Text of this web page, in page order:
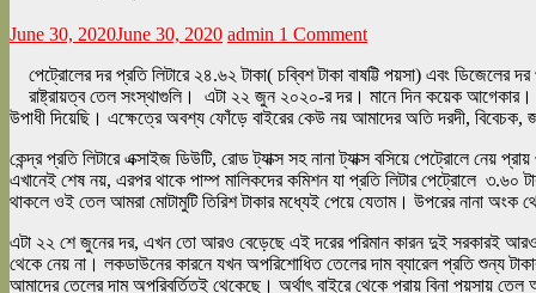
June 30, 2020June 30, 2020 admin 1 Comment
পেট্রোলের দর প্রতি লিটারে ২৪.৬২ টাকা( চব্বিশ টাকা বাষট্টি পয়সা) এবং
রাষ্ট্রায়ত্ব তেল সংস্থাগুলি। এটা ২২ জুন ২০২০-র দর। মানে দিন কয়েক
উপাধী দিয়েছি। এক্ষেত্রে অবশ্য ফোঁড়ে বাইরের কেউ নয় আমাদের অতি দরদী,
কেন্দ্র প্রতি লিটারে এক্সাইজ ডিউটি, রোড ট্যাক্স সহ নানা ট্যাক্স বসিয়ে পেট্রোলে
এখানেই শেষ নয়, এরপর থাকে পাম্প মালিকদের কমিশন যা প্রতি লিটার পেট্রোলে ৩.৬০
থাকলে ওই তেল আমরা মোটামুটি তিরিশ টাকার মধ্যেই পেয়ে যেতাম। উপরের নানা
এটা ২২ শে জুনের দর, এখন তো আরও বেড়েছে এই দরের পরিমান কারন দুই সরকারই
থেকে নেয় না। লকডাউনের কারনে যখন অপরিশোধিত তেলের দাম ব্যারেল প্রতি শুন্য
আমাদের তেলের দাম অপরিবর্তিতই থেকেছে। অর্থাৎ বাইরে থেকে প্রায় বিনা পয়সায়